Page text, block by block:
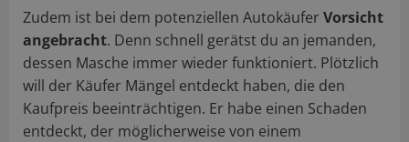
Zudem ist bei dem potenziellen Autokäufer Vorsicht
angebracht. Denn schnell gerätst du an jemanden,
dessen Masche immer wieder funktioniert. Plötzlich
will der Käufer Mängel entdeckt haben, die den
Kaufpreis beeinträchtigen. Er habe einen Schaden
entdeckt, der möglicherweise von einem